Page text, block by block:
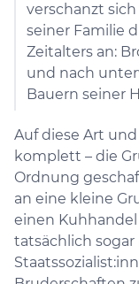
verschanzt
seiner Familie
Zeitalters an:
und nach
Bauern seiner
Auf diese Art
komplett – die
Ordnung
an eine kleine
einen
tatsächlich sogar